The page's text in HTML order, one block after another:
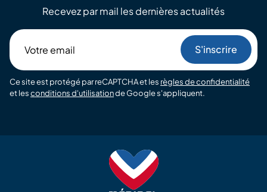
Recevez par mail les dernières actualités
email
Ce site est protégé par reCAPTCHA et les règles de confidentialité
et lesconditions d'utilisationde Google s'appliquent.